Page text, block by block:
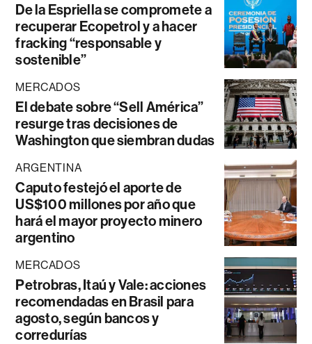
De la Espriella se compromete a
recuperar Ecopetrol y a hacer
fracking “responsable y
sostenible”
MERCADOS
El debate sobre “Sell América”
resurge tras decisiones de
Washington que siembran dudas
ARGENTINA
Caputo festejó el aporte de
US$100 millones por año que
hará el mayor proyecto minero
argentino
MERCADOS
Petrobras, Itaú y Vale: acciones
recomendadas en Brasil para
agosto, según bancos y
corredurías